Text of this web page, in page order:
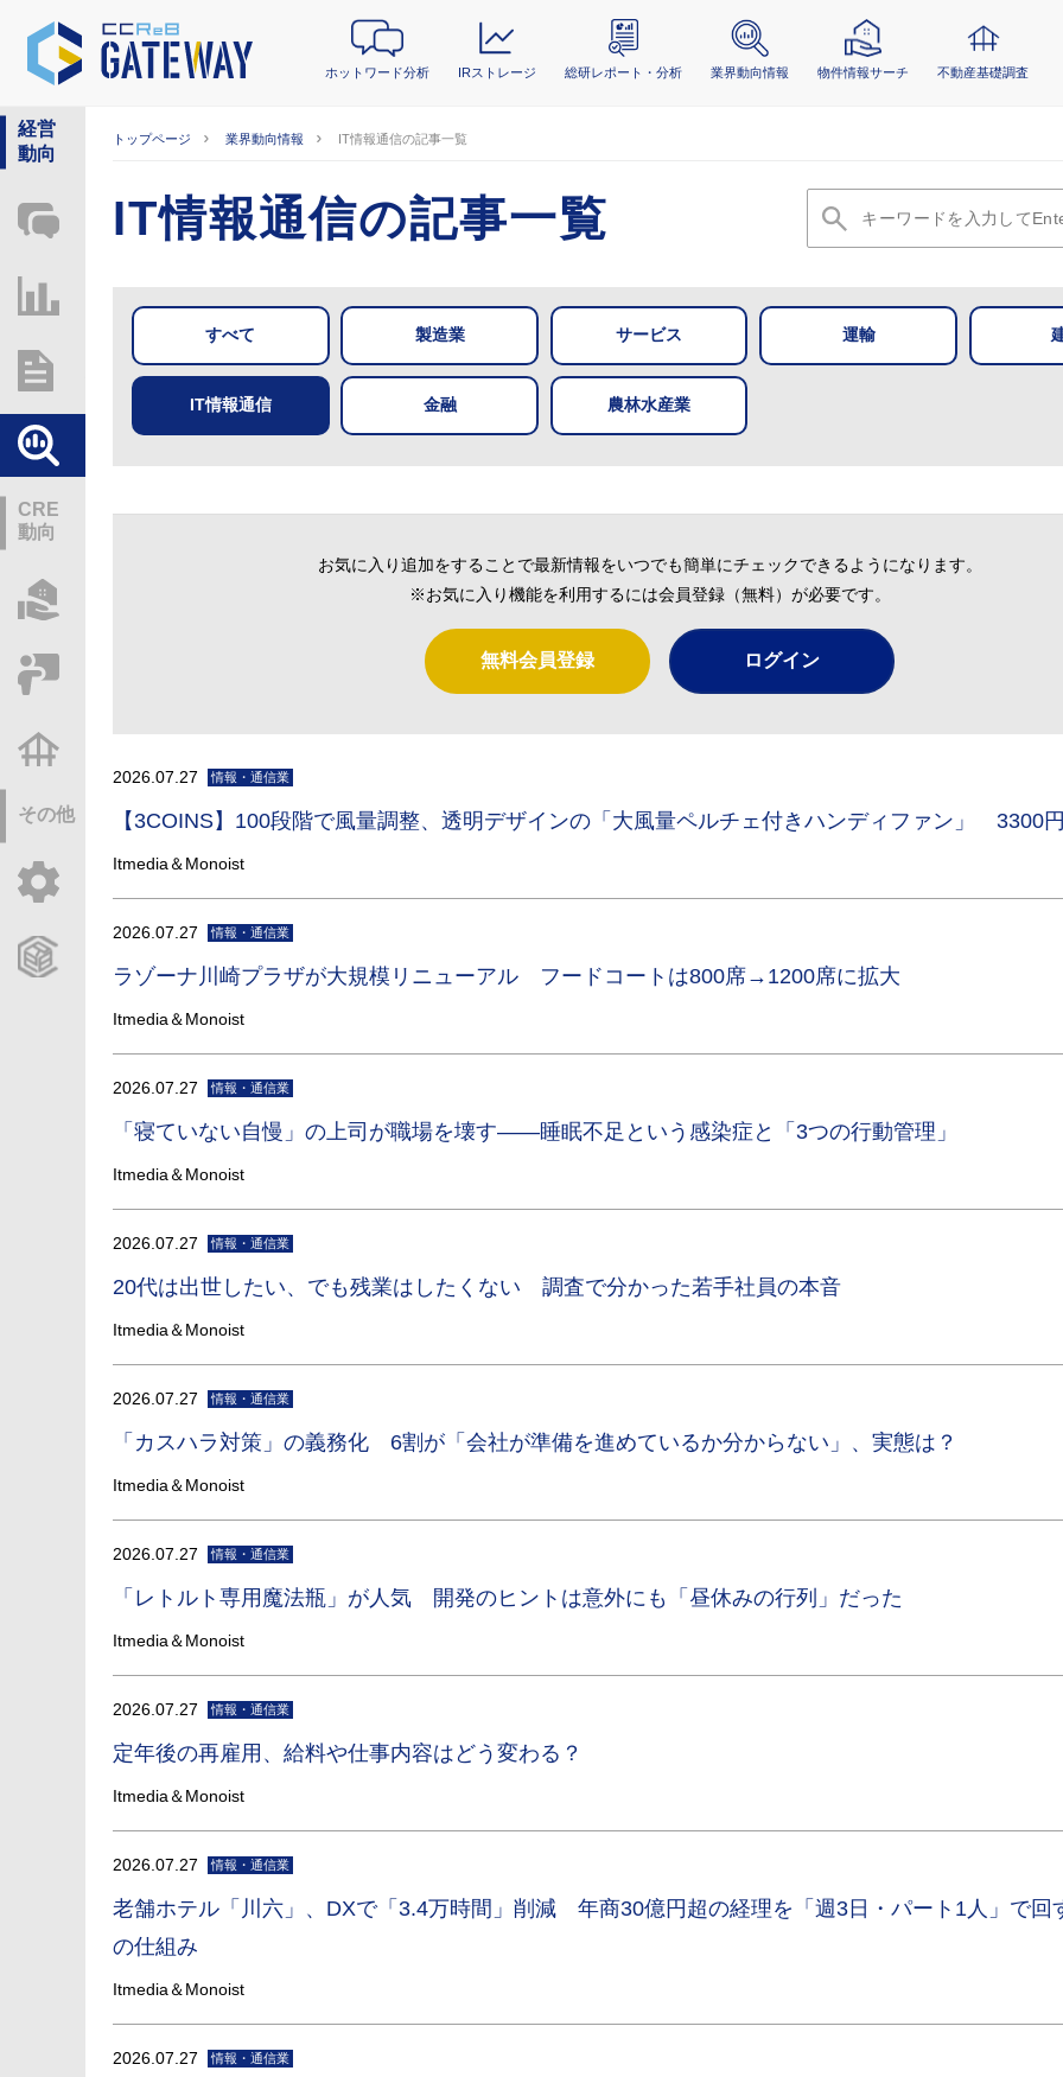
ホットワード分析 IRストレージ 総研レポート・分析 業界動向情報 物件情報サーチ 不動産基礎調査
経営
動向
ホットワード分析
総研レポート・分析
CRE
動向
その他
トップページ 業界動向情報 IT情報通信の記事一覧
IT情報通信の記事一覧
すべて 製造業 サービス 運輸
IT情報通信 金融 農林水産業
お気に入り追加をすることで最新情報をいつでも簡単にチェックできるようになります。
※お気に入り機能を利用するには会員登録（無料）が必要です。
無料会員登録 ログイン
2026.07.27 情報・通信業
【3COINS】100段階で風量調整、透明デザインの「大風量ペルチェ付きハンディファン」 3300
Itmedia＆Monoist
2026.07.27 情報・通信業
ラゾーナ川崎プラザが大規模リニューアル フードコートは800席→1200席に拡大
Itmedia＆Monoist
2026.07.27 情報・通信業
「寝ていない自慢」の上司が職場を壊す――睡眠不足という感染症と「3つの行動管理」
Itmedia＆Monoist
2026.07.27 情報・通信業
20代は出世したい、でも残業はしたくない 調査で分かった若手社員の本音
Itmedia＆Monoist
2026.07.27 情報・通信業
「カスハラ対策」の義務化 6割が「会社が準備を進めているか分からない」、実態は？
Itmedia＆Monoist
2026.07.27 情報・通信業
「レトルト専用魔法瓶」が人気 開発のヒントは意外にも「昼休みの行列」だった
Itmedia＆Monoist
2026.07.27 情報・通信業
定年後の再雇用、給料や仕事内容はどう変わる？
Itmedia＆Monoist
2026.07.27 情報・通信業
老舗ホテル「川六」、DXで「3.4万時間」削減 年商30億円超の経理を「週3日・パート1人」で回
の仕組み
Itmedia＆Monoist
2026.07.27 情報・通信業